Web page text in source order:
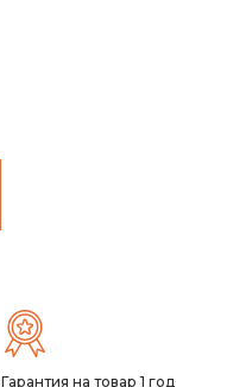
Гарантия на товар 1 год